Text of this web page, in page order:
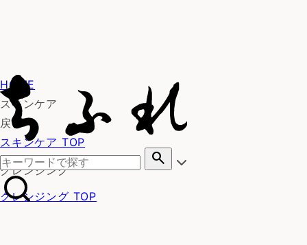
search
HOME
スキンケア
戻る
スキンケア TOP
クレンジング
クレンジング TOP